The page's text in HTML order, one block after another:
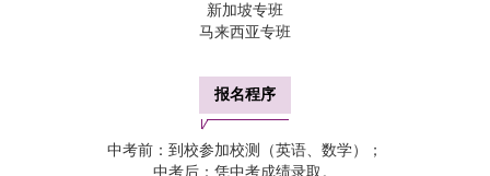
新加坡专班
马来西亚专班
报名程序
中考前：到校参加校测（英语、数学）；
中考后：凭中考成绩录取。